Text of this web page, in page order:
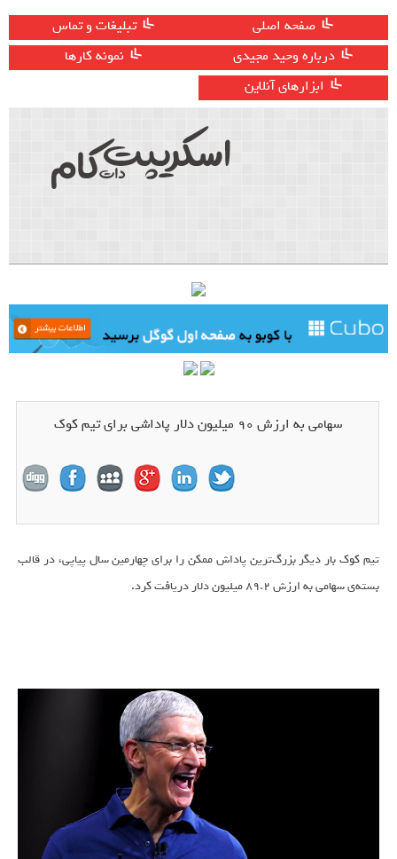
صفحه اصلی
تبلیغات و تماس
درباره وحید مجیدی
نمونه کارها
ابزارهای آنلاین
سهامی به ارزش ۹۰ میلیون دلار پاداشی برای تیم کوک
تیم کوک بار دیگر بزرگ‌ترین پاداش ممکن را برای چهارمین سال پیاپی، در قالب
بسته‌ی سهامی به ارزش ۸۹.۲ میلیون دلار دریافت کرد.